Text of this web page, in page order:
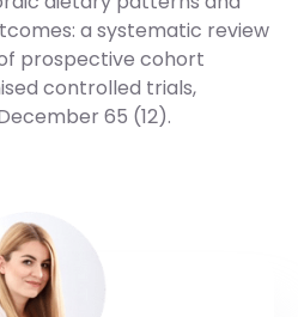
a systematic review
prospective cohort
controlled trials,
65 (12).